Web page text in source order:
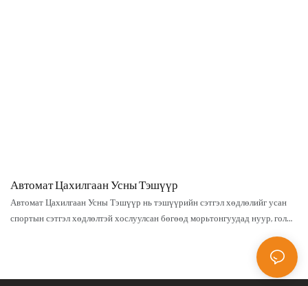
Автомат Цахилгаан Усны Тэшүүр
Автомат Цахилгаан Усны Тэшүүр нь тэшүүрийн сэтгэл хөдлөлийг усан
спортын сэтгэл хөдлөлтэй хослуулсан бөгөөд морьтонгуудад нуур, гол
Цахилгаан мотороор ажилладаг энэхүү шинэлэг самбар нь хэрэглэгчдэд
самбаатайгаар судлах боломжийг олгодог сэтгэл хөдөлгөм туршлагыг